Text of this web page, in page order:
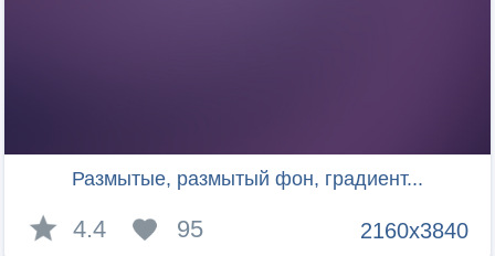
Размытые, размытый фон, градиент...
2160x3840
4.4 95